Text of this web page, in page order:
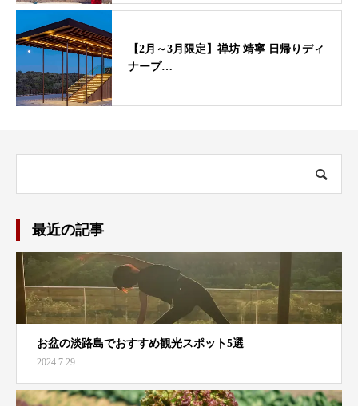
【2月～3月限定】禅坊 靖寧 日帰りディ
ナープ…
最近の記事
お盆の淡路島でおすすめ観光スポット5選
2024.7.29